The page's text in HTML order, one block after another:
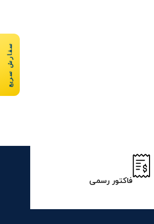
فاکتور رسمی
سفارش سریع